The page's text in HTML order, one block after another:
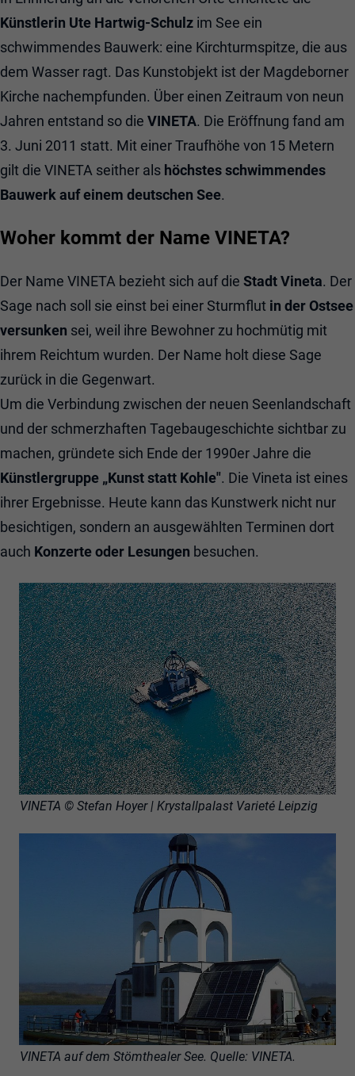
Künstlerin Ute Hartwig-Schulz im See ein
schwimmendes Bauwerk: eine Kirchturmspitze, die aus
dem Wasser ragt. Das Kunstobjekt ist der Magdeborner
Kirche nachempfunden. Über einen Zeitraum von neun
Jahren entstand so die VINETA. Die Eröffnung fand am
3. Juni 2011 statt. Mit einer Traufhöhe von 15 Metern
gilt die VINETA seither als höchstes schwimmendes
Bauwerk auf einem deutschen See.
Woher kommt der Name VINETA?
Der Name VINETA bezieht sich auf die StadtVineta. Der
Sage nach soll sie einst bei einer Sturmflut in der Ostsee
versunken sei, weil ihre Bewohner zu hochmütig mit
ihrem Reichtum wurden. Der Name holt diese Sage
zurück in die Gegenwart.
Um die Verbindung zwischen der neuen Seenlandschaft
und der schmerzhaften Tagebaugeschichte sichtbar zu
machen, gründete sich Ende der 1990er Jahre die
Künstlergruppe „Kunst statt Kohle". Die Vineta ist eines
ihrer Ergebnisse. Heute kann das Kunstwerk nicht nur
besichtigen, sondern an ausgewählten Terminen dort
auch Konzerte oder Lesungen besuchen.
VINETA © Stefan Hoyer | Krystallpalast Varieté Leipzig
VINETA auf dem Stömthealer See. Quelle: VINETA.